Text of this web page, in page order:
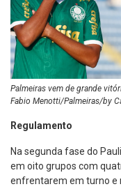
Palmeiras vem de grande
Fabio Menotti/Palmeiras/by
Regulamento
Na segunda fase do
em oito grupos com
enfrentarem em turno e